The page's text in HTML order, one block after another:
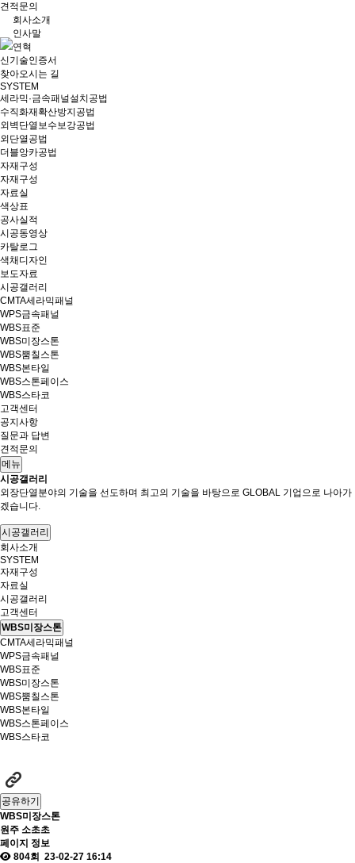
견적문의
회사소개
인사말
연혁
신기술인증서
찾아오시는 길
SYSTEM
세라믹·금속패널설치공법
수직화재확산방지공법
외벽단열보수보강공법
외단열공법
더블앙카공법
자재구성
자재구성
자료실
색상표
공사실적
시공동영상
카탈로그
색채디자인
보도자료
시공갤러리
CMTA세라믹패널
WPS금속패널
WBS표준
WBS미장스톤
WBS뿜칠스톤
WBS본타일
WBS스톤페이스
WBS스타코
고객센터
공지사항
질문과 답변
견적문의
메뉴
시공갤러리
외장단열분야의 기술을 선도하며 최고의 기술을 바탕으로 GLOBAL 기업으로 나아가
겠습니다.
시공갤러리
회사소개
SYSTEM
자재구성
자료실
시공갤러리
고객센터
WBS미장스톤
CMTA세라믹패널
WPS금속패널
WBS표준
WBS미장스톤
WBS뿜칠스톤
WBS본타일
WBS스톤페이스
WBS스타코
공유하기
WBS미장스톤
원주 소초초
페이지 정보
804회 23-02-27 16:14